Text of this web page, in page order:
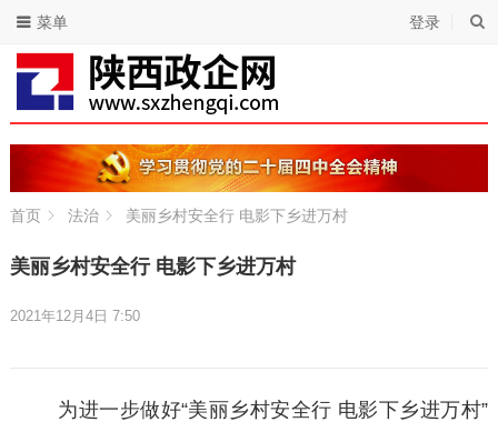
登录
菜单
首页 法治 美丽乡村安全行 电影下乡进万村
美丽乡村安全行 电影下乡进万村
2021年12月4日 7:50
为进一步做好“美丽乡村安全行 电影下乡进万村”